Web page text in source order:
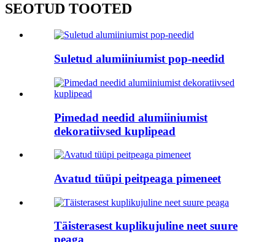
SEOTUD TOOTED
Suletud alumiiniumist pop-needid
Pimedad needid alumiiniumist
dekoratiivsed kuplipead
Avatud tüüpi peitpeaga pimeneet
Täisterasest kuplikujuline neet suure